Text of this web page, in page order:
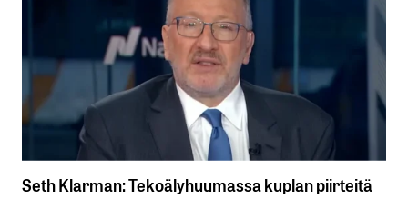
Seth Klarman: Tekoälyhuumassa kuplan piirteitä